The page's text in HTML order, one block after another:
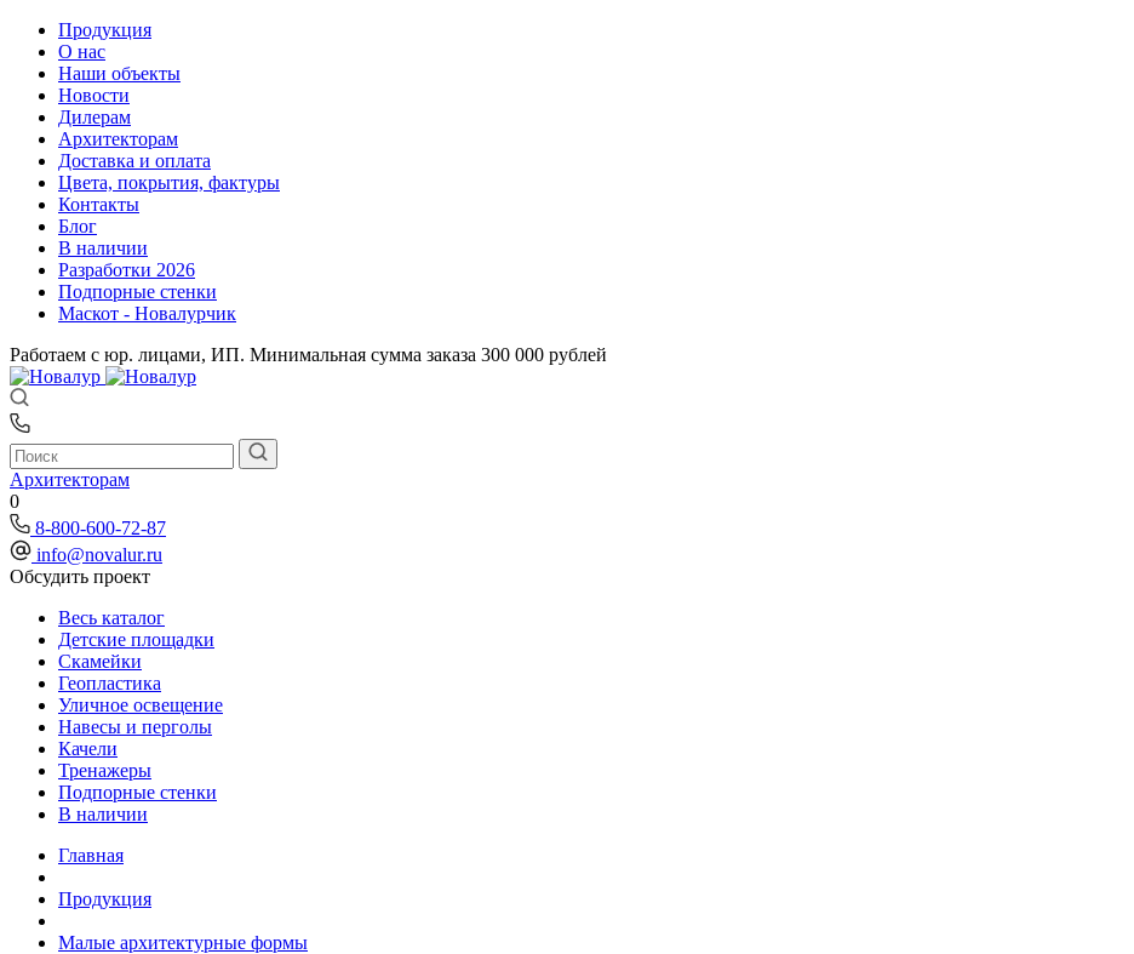
Продукция
О нас
Наши объекты
Новости
Дилерам
Архитекторам
Доставка и оплата
Цвета, покрытия, фактуры
Контакты
Блог
В наличии
Разработки 2026
Подпорные стенки
Маскот - Новалурчик
Работаем с юр. лицами, ИП. Минимальная сумма заказа 300 000 рублей
Архитекторам
0
8-800-600-72-87
info@novalur.ru
Обсудить проект
Весь каталог
Детские площадки
Скамейки
Геопластика
Уличное освещение
Навесы и перголы
Качели
Тренажеры
Подпорные стенки
В наличии
Главная
Продукция
Малые архитектурные формы